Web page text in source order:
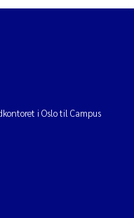
i Oslo til Campus